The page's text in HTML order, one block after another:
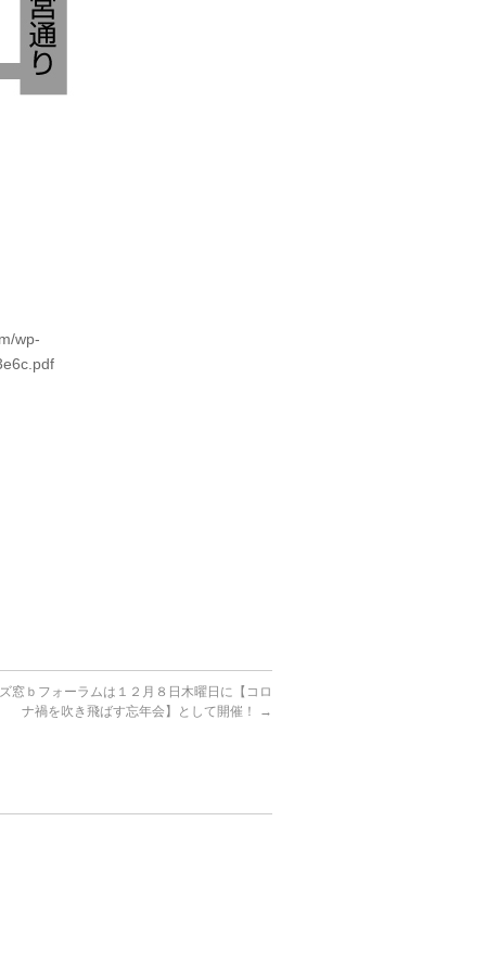
wp-
窓ｂフォーラムは１２月８日木曜日に【コロ
ナ禍を吹き飛ばす忘年会】として開催！
→